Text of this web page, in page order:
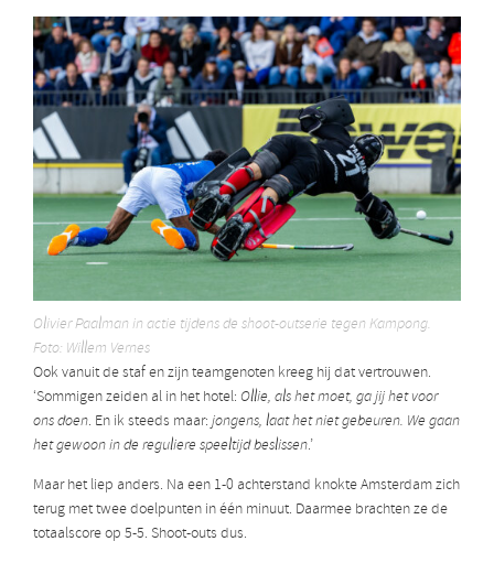
Olivier Paalman in actie tijdens de shoot-outserie tegen Kampong.
Foto: Willem Vernes
Ook vanuit de staf en zijn teamgenoten kreeg hij dat vertrouwen.
‘Sommigen zeiden al in het hotel: Ollie, als het moet, ga jij het voor
ons doen. En ik steeds maar: jongens, laat het niet gebeuren. We gaan
het gewoon in de reguliere speeltijd beslissen.’
Maar het liep anders. Na een 1-0 achterstand knokte Amsterdam zich
terug met twee doelpunten in één minuut. Daarmee brachten ze de
totaalscore op 5-5. Shoot-outs dus.